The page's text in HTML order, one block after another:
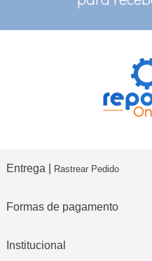
Entrega | Rastrear Pedido
Formas de pagamento
Institucional